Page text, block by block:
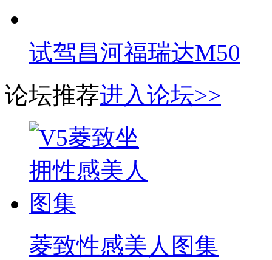
试驾昌河福瑞达M50
论坛推荐进入论坛>>
菱致性感美人图集